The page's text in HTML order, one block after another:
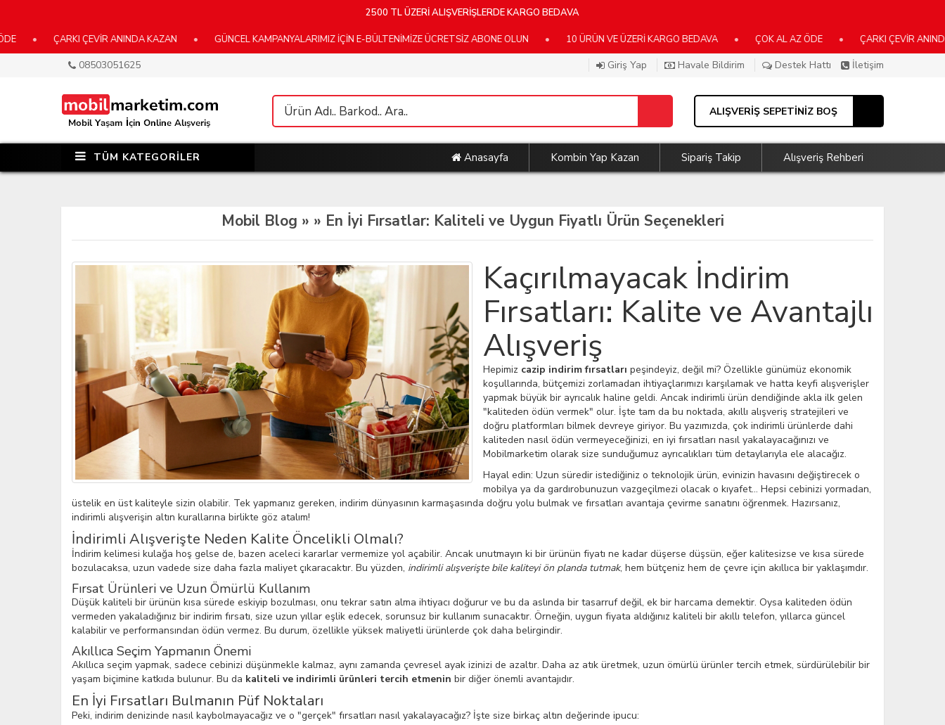
2500 TL ÜZERİ ALIŞVERİŞLERDE KARGO BEDAVA
• ÇARKI ÇEVİR ANINDA KAZAN • GÜNCEL KAMPANYALARIMIZ İÇİN E-BÜLTENİMİZE ÜCRETSİZ ABONE OLUN • 10 ÜRÜN VE ÜZERİ KARGO BEDAVA • ÇOK AL AZ ÖDE • ÇARKI ÇEVİR ANINDA
08503051625 Giriş Yap Havale Bildirim Destek Hattı İletişim
ALIŞVERİŞ SEPETİNİZ BOŞ
TÜM KATEGORİLER Anasayfa Kombin Yap Kazan Sipariş Takip Alışveriş Rehberi
Mobil Blog » » En İyi Fırsatlar: Kaliteli ve Uygun Fiyatlı Ürün Seçenekleri
Kaçırılmayacak İndirim
Fırsatları: Kalite ve Avantajlı
Alışveriş
Hepimiz cazip indirim fırsatları peşindeyiz, değil mi? Özellikle günümüz ekonomik
koşullarında, bütçemizi zorlamadan ihtiyaçlarımızı karşılamak ve hatta keyfi alışverişler
yapmak büyük bir ayrıcalık haline geldi. Ancak indirimli ürün dendiğinde akla ilk gelen
"kaliteden ödün vermek" olur. İşte tam da bu noktada, akıllı alışveriş stratejileri ve
doğru platformları bilmek devreye giriyor. Bu yazımızda, çok indirimli ürünlerde dahi
kaliteden nasıl ödün vermeyeceğinizi, en iyi fırsatları nasıl yakalayacağınızı ve
Mobilmarketim olarak size sunduğumuz ayrıcalıkları tüm detaylarıyla ele alacağız.
Hayal edin: Uzun süredir istediğiniz o teknolojik ürün, evinizin havasını değiştirecek o
mobilya ya da gardırobunuzun vazgeçilmezi olacak o kıyafet... Hepsi cebinizi yormadan,
üstelik en üst kaliteyle sizin olabilir. Tek yapmanız gereken, indirim dünyasının karmaşasında doğru yolu bulmak ve fırsatları avantaja çevirme sanatını öğrenmek. Hazırsanız,
indirimli alışverişin altın kurallarına birlikte göz atalım!
İndirimli Alışverişte Neden Kalite Öncelikli Olmalı?
İndirim kelimesi kulağa hoş gelse de, bazen aceleci kararlar vermemize yol açabilir. Ancak unutmayın ki bir ürünün fiyatı ne kadar düşerse düşsün, eğer kalitesizse ve kısa sürede
bozulacaksa, uzun vadede size daha fazla maliyet çıkaracaktır. Bu yüzden, indirimli alışverişte bile kaliteyi ön planda tutmak, hem bütçeniz hem de çevre için akıllıca bir yaklaşımdır.
Fırsat Ürünleri ve Uzun Ömürlü Kullanım
Düşük kaliteli bir ürünün kısa sürede eskiyip bozulması, onu tekrar satın alma ihtiyacı doğurur ve bu da aslında bir tasarruf değil, ek bir harcama demektir. Oysa kaliteden ödün
vermeden yakaladığınız bir indirim fırsatı, size uzun yıllar eşlik edecek, sorunsuz bir kullanım sunacaktır. Örneğin, uygun fiyata aldığınız kaliteli bir akıllı telefon, yıllarca güncel
kalabilir ve performansından ödün vermez. Bu durum, özellikle yüksek maliyetli ürünlerde çok daha belirgindir.
Akıllıca Seçim Yapmanın Önemi
Akıllıca seçim yapmak, sadece cebinizi düşünmekle kalmaz, aynı zamanda çevresel ayak izinizi de azaltır. Daha az atık üretmek, uzun ömürlü ürünler tercih etmek, sürdürülebilir bir
yaşam biçimine katkıda bulunur. Bu da kaliteli ve indirimli ürünleri tercih etmenin bir diğer önemli avantajıdır.
En İyi Fırsatları Bulmanın Püf Noktaları
Peki, indirim denizinde nasıl kaybolmayacağız ve o "gerçek" fırsatları nasıl yakalayacağız? İşte size birkaç altın değerinde ipucu: